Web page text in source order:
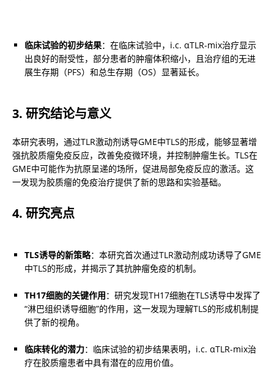
临床试验的初步结果：在临床试验中，i.c. αTLR-mix治疗显示
出良好的耐受性，部分患者的肿瘤体积缩小，且治疗组的无进
展生存期（PFS）和总生存期（OS）显著延长。
3. 研究结论与意义
本研究表明，通过TLR激动剂诱导GME中TLS的形成，能够显著增
强抗胶质瘤免疫反应，改善免疫微环境，并控制肿瘤生长。TLS在
GME中可能作为抗原呈递的场所，促进局部免疫反应的激活。这
一发现为胶质瘤的免疫治疗提供了新的思路和实验基础。
4. 研究亮点
TLS诱导的新策略：本研究首次通过TLR激动剂成功诱导了GME
中TLS的形成，并揭示了其抗肿瘤免疫的机制。
TH17细胞的关键作用：研究发现TH17细胞在TLS诱导中发挥了
“淋巴组织诱导细胞”的作用，这一发现为理解TLS的形成机制提
供了新的视角。
临床转化的潜力：临床试验的初步结果表明，i.c. αTLR-mix治
疗在胶质瘤患者中具有潜在的应用价值。